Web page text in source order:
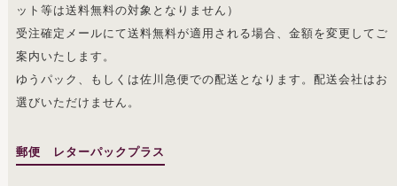
ット等は送料無料の対象となりません）
受注確定メールにて送料無料が適用される場合、金額を変更してご
案内いたします。
ゆうパック、もしくは佐川急便での配送となります。配送会社はお
選びいただけません。
郵便 レターパックプラス